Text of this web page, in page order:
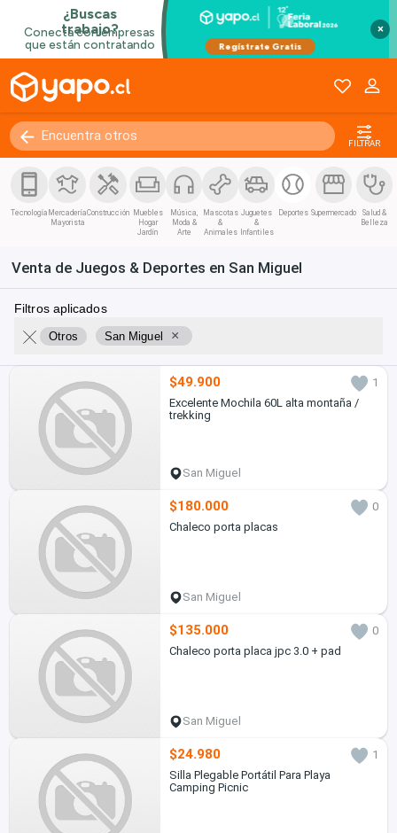
×
FILTRAR
Tecnología Mercadería
Mayorista
Construcción Muebles
Hogar
Jardín
Música,
Moda &
Arte
Mascotas
&
Animales
Juguetes
&
Infantiles
Deportes Supermercado
Salud &
Belleza
Venta de Juegos & Deportes en San Miguel
Filtros aplicados
Otros San Miguel ×
$49.900
1
Excelente Mochila 60L alta montaña /
trekking
San Miguel
$180.000
0
Chaleco porta placas
San Miguel
$135.000
0
Chaleco porta placa jpc 3.0 + pad
San Miguel
$24.980
1
Silla Plegable Portátil Para Playa
Camping Picnic